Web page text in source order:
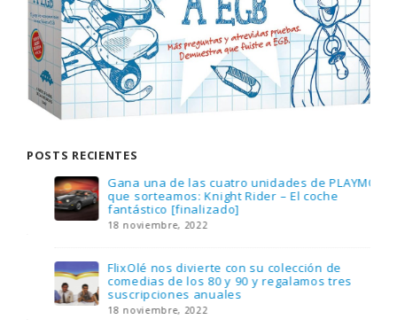
POSTS RECIENTES
Gana una de las cuatro unidades de PLAYMOBIL
que sorteamos: Knight Rider – El coche
fantástico [finalizado]
18 noviembre, 2022
FlixOlé nos divierte con su colección de
comedias de los 80 y 90 y regalamos tres
suscripciones anuales
18 noviembre, 2022